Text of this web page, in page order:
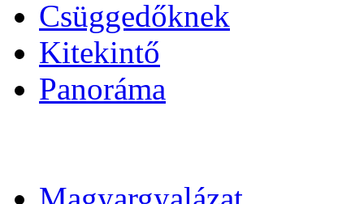
Csüggedőknek
Kitekintő
Panoráma